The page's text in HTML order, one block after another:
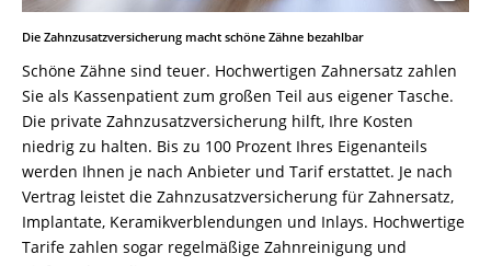
Die Zahnzusatzversicherung macht schöne Zähne bezahlbar
Schöne Zähne sind teuer. Hochwertigen Zahnersatz zahlen
Sie als Kassenpatient zum großen Teil aus eigener Tasche.
Die private Zahnzusatzversicherung hilft, Ihre Kosten
niedrig zu halten. Bis zu 100 Prozent Ihres Eigenanteils
werden Ihnen je nach Anbieter und Tarif erstattet. Je nach
Vertrag leistet die Zahnzusatzversicherung für Zahnersatz,
Implantate, Keramikverblendungen und Inlays. Hochwertige
Tarife zahlen sogar regelmäßige Zahnreinigung und